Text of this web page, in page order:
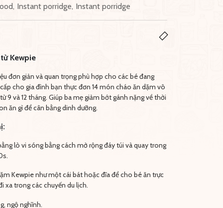
, Instant porridge, Instant porridge
Kewpie
đơn giản và quan trọng phù hợp cho các bé đang
cho gia đình bạn thực đơn 14 món cháo ăn dặm vô
9 và 12 tháng. Giúp ba mẹ giảm bớt gánh nặng về thời
ăn gì để cân bằng dinh dưỡng.
lò vi sóng bằng cách mở rộng đáy túi và quay trong
Kewpie như một cái bát hoặc đĩa để cho bé ăn trực
xa trong các chuyến du lịch.
ngộ nghĩnh.